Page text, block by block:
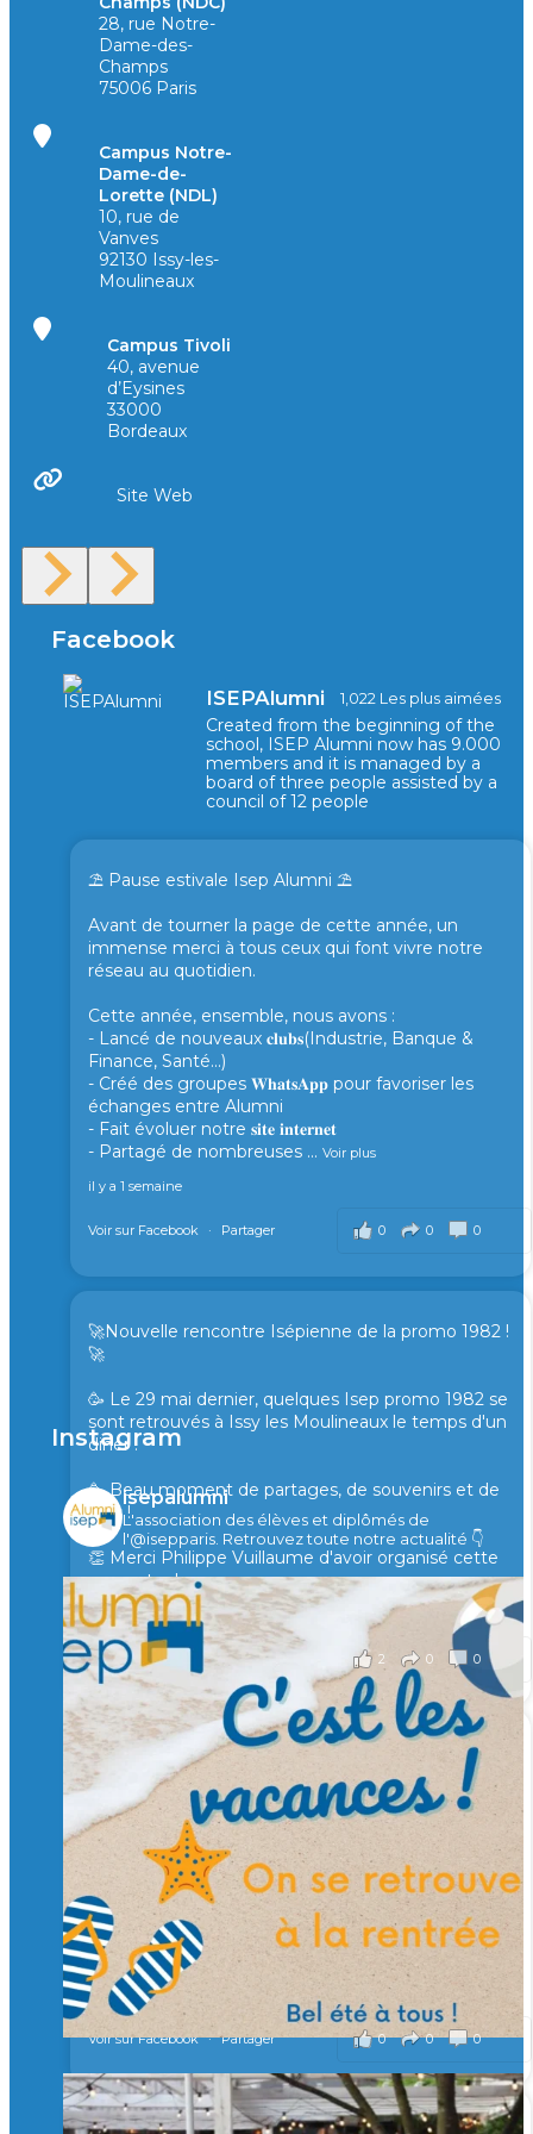
28, rue Notre-
Dame-des-
Champs
75006 Paris
Campus Notre-
Dame-de-
Lorette (NDL)
10, rue de
Vanves
92130 Issy-les-
Moulineaux
Campus Tivoli
40, avenue
d’Eysines
33000
Bordeaux
Site Web
Facebook
ISEPAlumni 1,022 Les plus aimées
Created from the beginning of the
school, ISEP Alumni now has 9.000
members and it is managed by a
board of three people assisted by a
council of 12 people
⛱️ Pause estivale Isep Alumni ⛱️
Avant de tourner la page de cette année, un
immense merci à tous ceux qui font vivre notre
réseau au quotidien.
Cette année, ensemble, nous avons :
- Lancé de nouveaux 𝐜𝐥𝐮𝐛𝐬(Industrie, Banque &
Finance, Santé...)
- Créé des groupes 𝐖𝐡𝐚𝐭𝐬𝐀𝐩𝐩 pour favoriser les
échanges entre Alumni
- Fait évoluer notre 𝐬𝐢𝐭𝐞 𝐢𝐧𝐭𝐞𝐫𝐧𝐞𝐭
- Partagé de nombreuses ... Voir plus
il y a 1 semaine
0 0 0
Voir sur Facebook · Partager
🚀Nouvelle rencontre Isépienne de la promo 1982 !
🚀
🥳 Le 29 mai dernier, quelques Isep promo 1982 se
sont retrouvés à Issy les Moulineaux le temps d'un
diner !
🥳 Beau moment de partages, de souvenirs et de
rires !
👏 Merci Philippe Vuillaume d'avoir organisé cette
rencontre !
il y a 2 mois
2 0 0
Voir sur Facebook · Partager
🙏 Soutenez l’Isep via la taxe d’apprentissage 2026
et contribuons ensemble à former les générations
d’ingénieurs de demain. 🙏
Merci à tous !
🎯 Taxe d’apprentissage 2026 : avec l'Isep, investissez pour
un numérique au service de l'humain !
À l’Isep, nous formons des ingénieurs, des bachelors, des
Mastères Spécialisés, qui allient excellence technologique et
valeurs humaines, au cœur de notre pro
...Voir plus
il y a 2 mois
0 0 0
Voir sur Facebook · Partager
Instagram
isepalumni
L'association des élèves et diplômés de
l'@isepparis. Retrouvez toute notre actualité 👇